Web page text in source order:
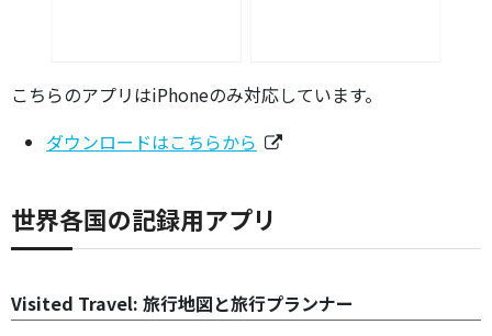
こちらのアプリはiPhoneのみ対応しています。
ダウンロードはこちらから
世界各国の記録用アプリ
Visited Travel: 旅行地図と旅行プランナー